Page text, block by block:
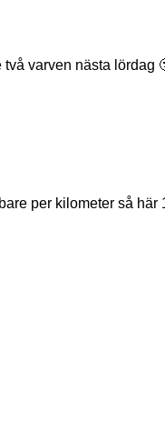
varven nästa lördag
per kilometer så